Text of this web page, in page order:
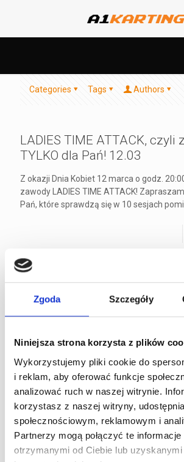
Zgoda Szczegóły
Niniejsza strona korzysta z plików
Wykorzystujemy pliki cookie do
i reklam, aby oferować funkcje
analizować ruch w naszej witrynie.
korzystasz z naszej witryny,
społecznościowym, reklamowym i
Partnerzy mogą połączyć te
otrzymanymi od Ciebie lub
Categories Tags Authors
LADIES TIME ATTACK, czyli
TYLKO dla Pań! 12.03
Z okazji Dnia Kobiet 12 marca o godz.
zawody LADIES TIME ATTACK!
Pań, które sprawdzą się w 10 sesjach
gokartach Centurion! Format zawodów
na rywalizacji o
Wyścig 60 min. o weekend z
Zapraszamy do zapisów! Scenariusz: 5